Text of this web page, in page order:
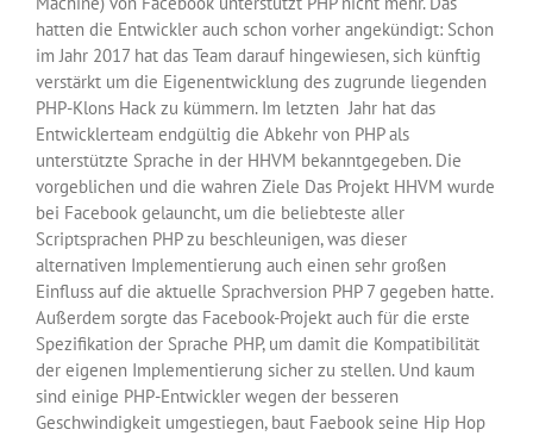
hatten die Entwickler auch schon vorher angekündigt: Schon
im Jahr 2017 hat das Team darauf hingewiesen, sich künftig
verstärkt um die Eigenentwicklung des zugrunde liegenden
PHP-Klons Hack zu kümmern. Im letzten Jahr hat das
Entwicklerteam endgültig die Abkehr von PHP als
unterstützte Sprache in der HHVM bekanntgegeben. Die
vorgeblichen und die wahren Ziele Das Projekt HHVM wurde
bei Facebook gelauncht, um die beliebteste aller
Scriptsprachen PHP zu beschleunigen, was dieser
alternativen Implementierung auch einen sehr großen
Einfluss auf die aktuelle Sprachversion PHP 7 gegeben hatte.
Außerdem sorgte das Facebook-Projekt auch für die erste
Spezifikation der Sprache PHP, um damit die Kompatibilität
der eigenen Implementierung sicher zu stellen. Und kaum
sind einige PHP-Entwickler wegen der besseren
Geschwindigkeit umgestiegen, baut Faebook seine Hip Hop